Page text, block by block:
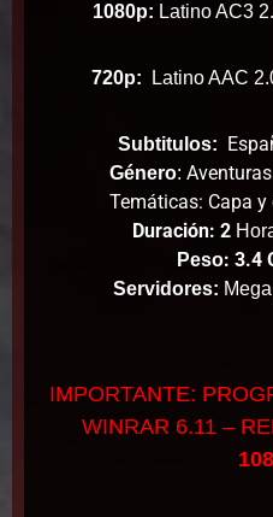
1080p: Latino AC3
720p: Latino AAC
Subtitulos:
Género:
Temáticas: Capa y
Duración: 2
Peso: 3.4
Servidores:
IMPORTANTE:
WINRAR 6.11 –